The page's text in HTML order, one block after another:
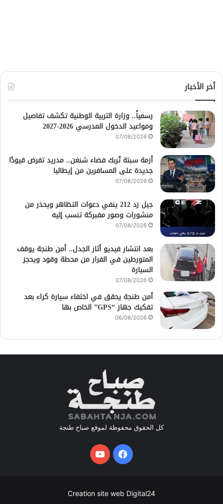
أخر الأخبار
رسمياً.. وزارة التربية الوطنية تكشف تفاصيل
ومواعيد الدخول المدرسي 2026-2027
07/08/2026
أزمة سبتة تُربك فضاء شنغن.. مدريد تفرض قيودًا
جديدة على المسافرين من إيطاليا
07/08/2026
جيل زد 212 ينفي دعوات التظاهر ويحذر من
منشورات وصور مفبركة تنسب إليه
07/08/2026
بعد انتشار فيديو أثار الجدل.. أمن طنجة يوقف
المتورطين في الفرار من محطة وقود ويحجز
السيارة
07/08/2026
أمن طنجة يحقق في اختفاء سيارة كراء بعد
تفكيك جهاز “GPS” الخاص بها
06/08/2026
كل الحقوق محفوظة لموقع صباح طنجة
فيسبوكيوتيوب
Creation site web Digital24